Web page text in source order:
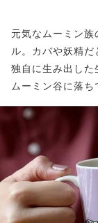
元気なムーミン
ル。カバや妖精
独自に生み出した
ムーミン谷に落ち